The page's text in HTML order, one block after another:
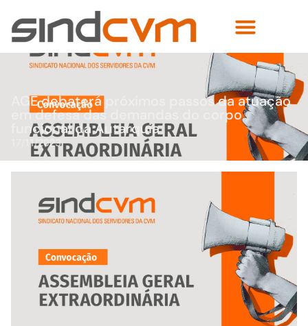
AGE debaterá próximos passos da atuação
em defesa das demandas do corpo
funcional da Autarquia
17/11/2023